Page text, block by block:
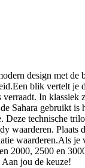
design met
blik vertelt je
In
Sahara gebruikt
technische
waarderen.
waarderen.Als
2000, 2500 en
jou de keuze!